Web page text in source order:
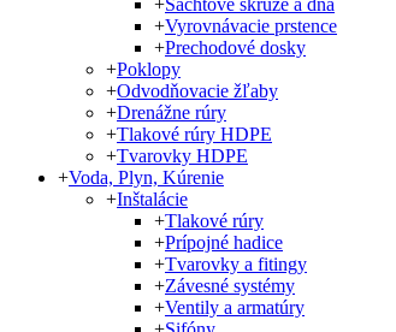
+Šachtové skruže a dná
+Vyrovnávacie prstence
+Prechodové dosky
+Poklopy
+Odvodňovacie žľaby
+Drenážne rúry
+Tlakové rúry HDPE
+Tvarovky HDPE
+Voda, Plyn, Kúrenie
+Inštalácie
+Tlakové rúry
+Prípojné hadice
+Tvarovky a fitingy
+Závesné systémy
+Ventily a armatúry